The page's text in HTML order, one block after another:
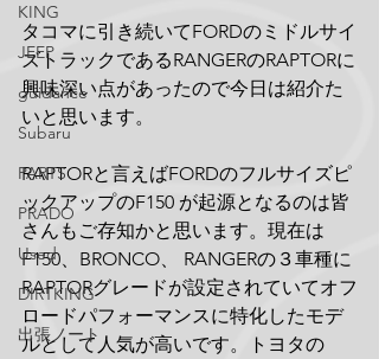
KING
JEEP
guidance
Subaru
PARTS
PRADO
Used
DIRTKING
出張ノート
タコマに引き続いてFORDのミドルサイ
ズトラックであるRANGERのRAPTORに
興味深い点があったので今日は紹介た
いと思います。
RAPTORと言えばFORDのフルサイズピ
ックアップのF150 が起源となるのは皆
さんもご存知かと思います。現在は
F150、BRONCO、 RANGERの３車種に
RAPTORグレードが設定されていてオフ
ロードパフォーマンスに特化したモデ
ルとして人気が高いです。トヨタの